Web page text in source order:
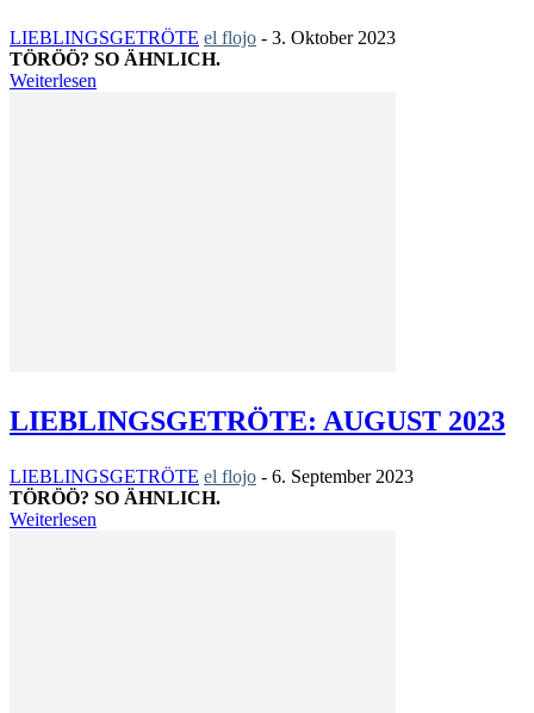
LIEBLINGSGETRÖTE el flojo - 3. Oktober 2023
TÖRÖÖ? SO ÄHNLICH.
Weiterlesen
LIEBLINGSGETRÖTE: AUGUST 2023
LIEBLINGSGETRÖTE el flojo - 6. September 2023
TÖRÖÖ? SO ÄHNLICH.
Weiterlesen